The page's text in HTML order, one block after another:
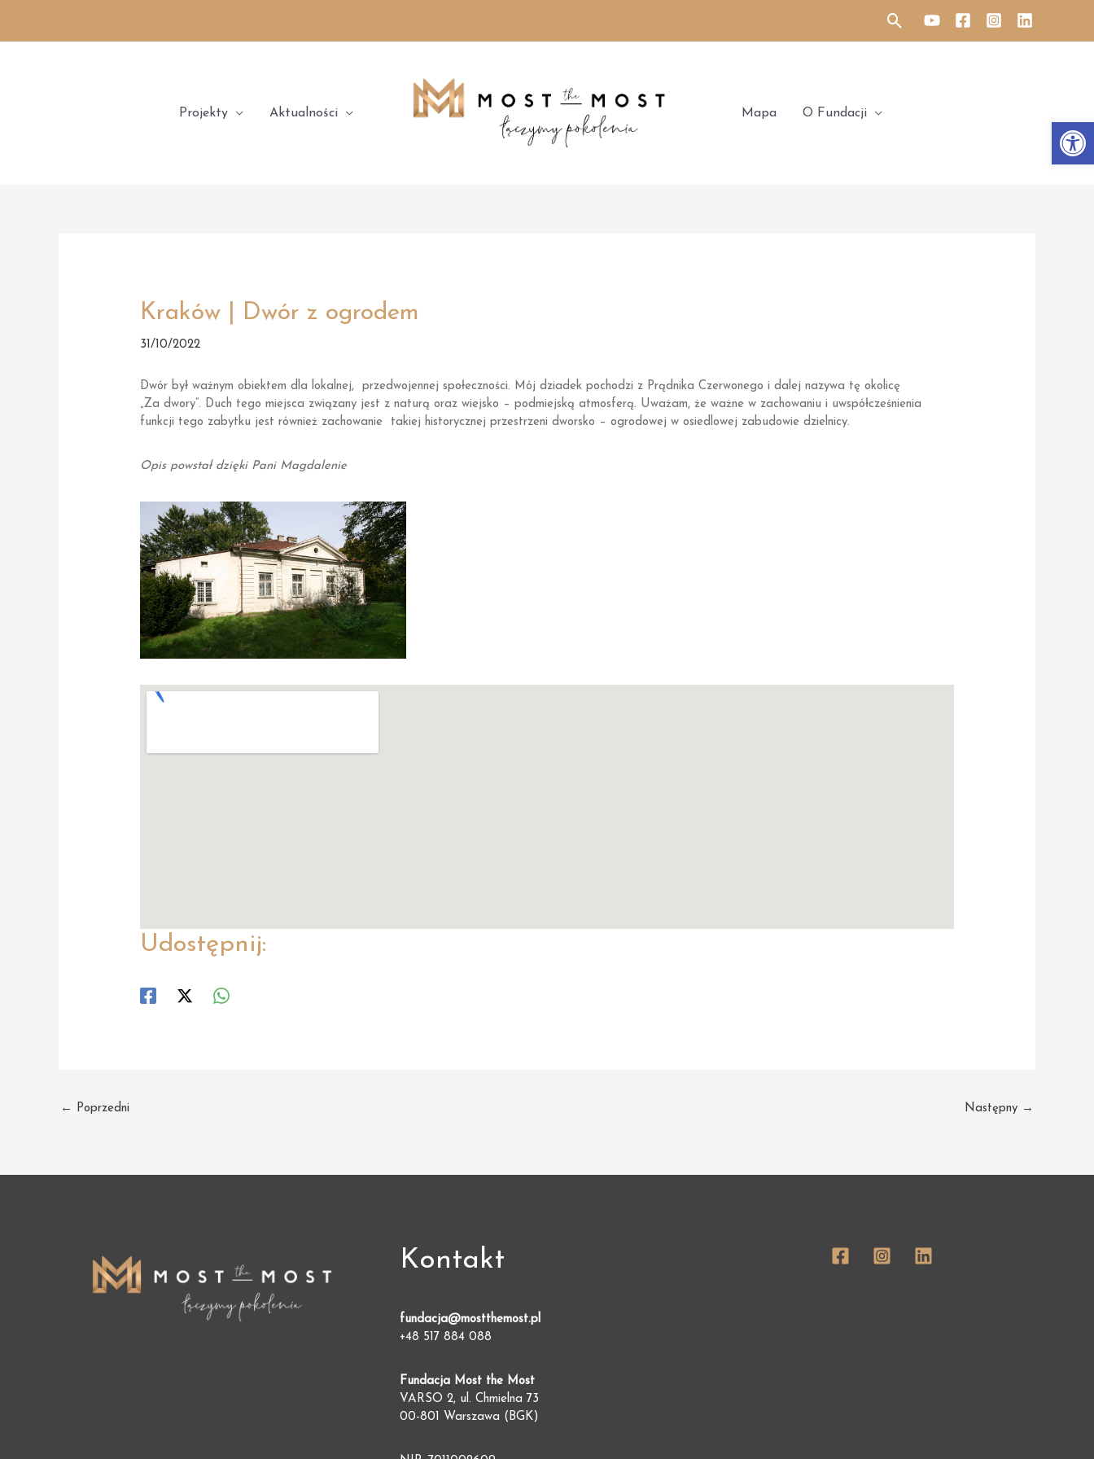
content
Search
Projekty Aktualności Mapa O Fundacji
Kraków | Dwór z ogrodem
31/10/2022
Dwór był ważnym obiektem dla lokalnej, przedwojennej społeczności. Mój dziadek pochodzi z Prądnika Czerwonego i dalej nazywa tę okolicę
„Za dwory”. Duch tego miejsca związany jest z naturą oraz wiejsko – podmiejską atmosferą. Uważam, że ważne w zachowaniu i uwspółcześnienia
funkcji tego zabytku jest również zachowanie takiej historycznej przestrzeni dworsko – ogrodowej w osiedlowej zabudowie dzielnicy.
Opis powstał dzięki Pani Magdalenie
Udostępnij:
Post
← Poprzedni Następny →
Kontakt
fundacja@mostthemost.pl
+48 517 884 088
Fundacja Most the Most
VARSO 2, ul. Chmielna 73
00-801 Warszawa (BGK)